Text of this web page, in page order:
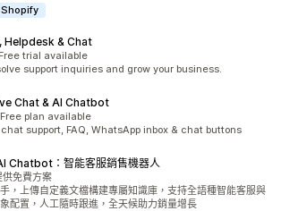
Helpdesk & Chat
價
Free trial available
support inquiries and grow your business.
Chat & AI Chatbot
價
Free plan available
support, FAQ, WhatsApp inbox & chat buttons
Chatbot：智能客服銷售機器人
供免費方案
，上傳自定義文檔構建專屬知識庫，支持全語種智能客服與
配置，人工隨時跟進，全天候助力銷量增長